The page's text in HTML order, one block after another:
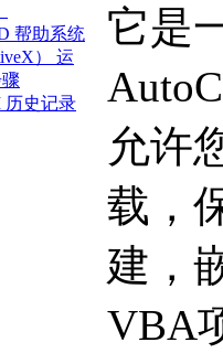
帮助系统
） 运
历史记录
API 历
它是
允许
载，
建，
VBA